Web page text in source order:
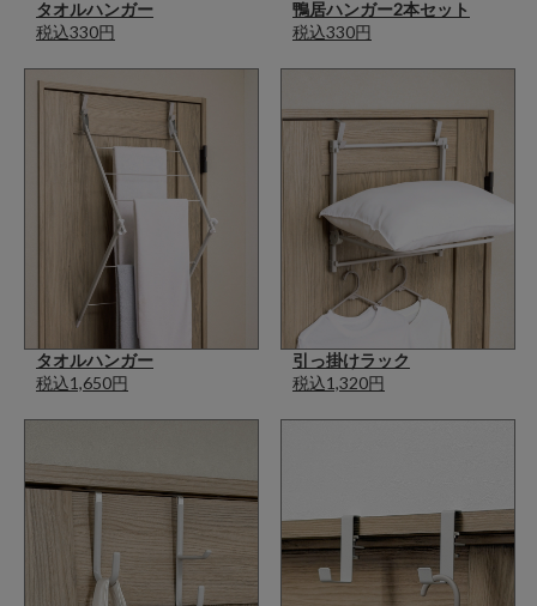
タオルハンガー
税込330円
鴨居ハンガー2本セット
税込330円
タオルハンガー
税込1,650円
引っ掛けラック
税込1,320円